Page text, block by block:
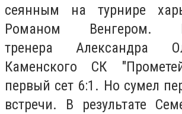
сеянным на турнире
Романом Венгером.
тренера Александра
Каменского СК
первый сет 6:1. Но сумел
встречи. В результате